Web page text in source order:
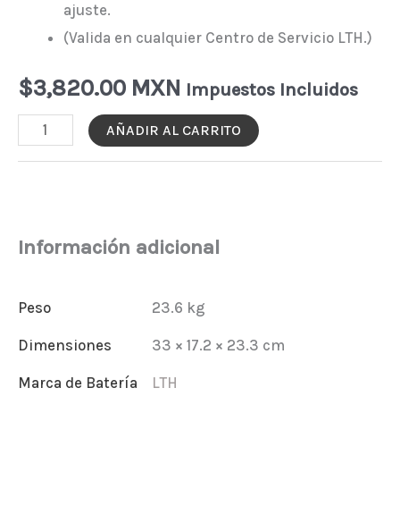
ajuste.
(Valida en cualquier Centro de Servicio LTH.)
$3,820.00 MXN Impuestos Incluidos
BATERÍA
670
AÑADIR AL CARRITO
Información adicional
Peso 23.6 kg
Dimensiones 33 × 17.2 × 23.3 cm
Marca de Batería LTH